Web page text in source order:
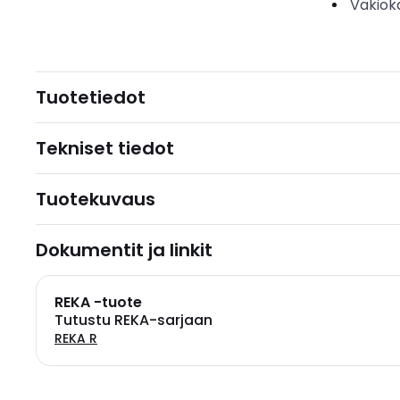
Tuotetiedot
Tekniset tiedot
Tuotekuvaus
Dokumentit ja linkit
REKA -tuote
Tutustu REKA-sarjaan
REKA R